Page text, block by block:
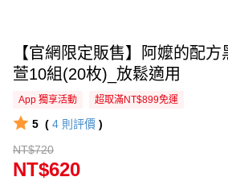
【官網限定販售】阿嬤的配
萱10組(20枚)_放鬆適用
App 獨享活動 超取滿NT$899免運
5 ( 4 則評價 )
NT$720
NT$620